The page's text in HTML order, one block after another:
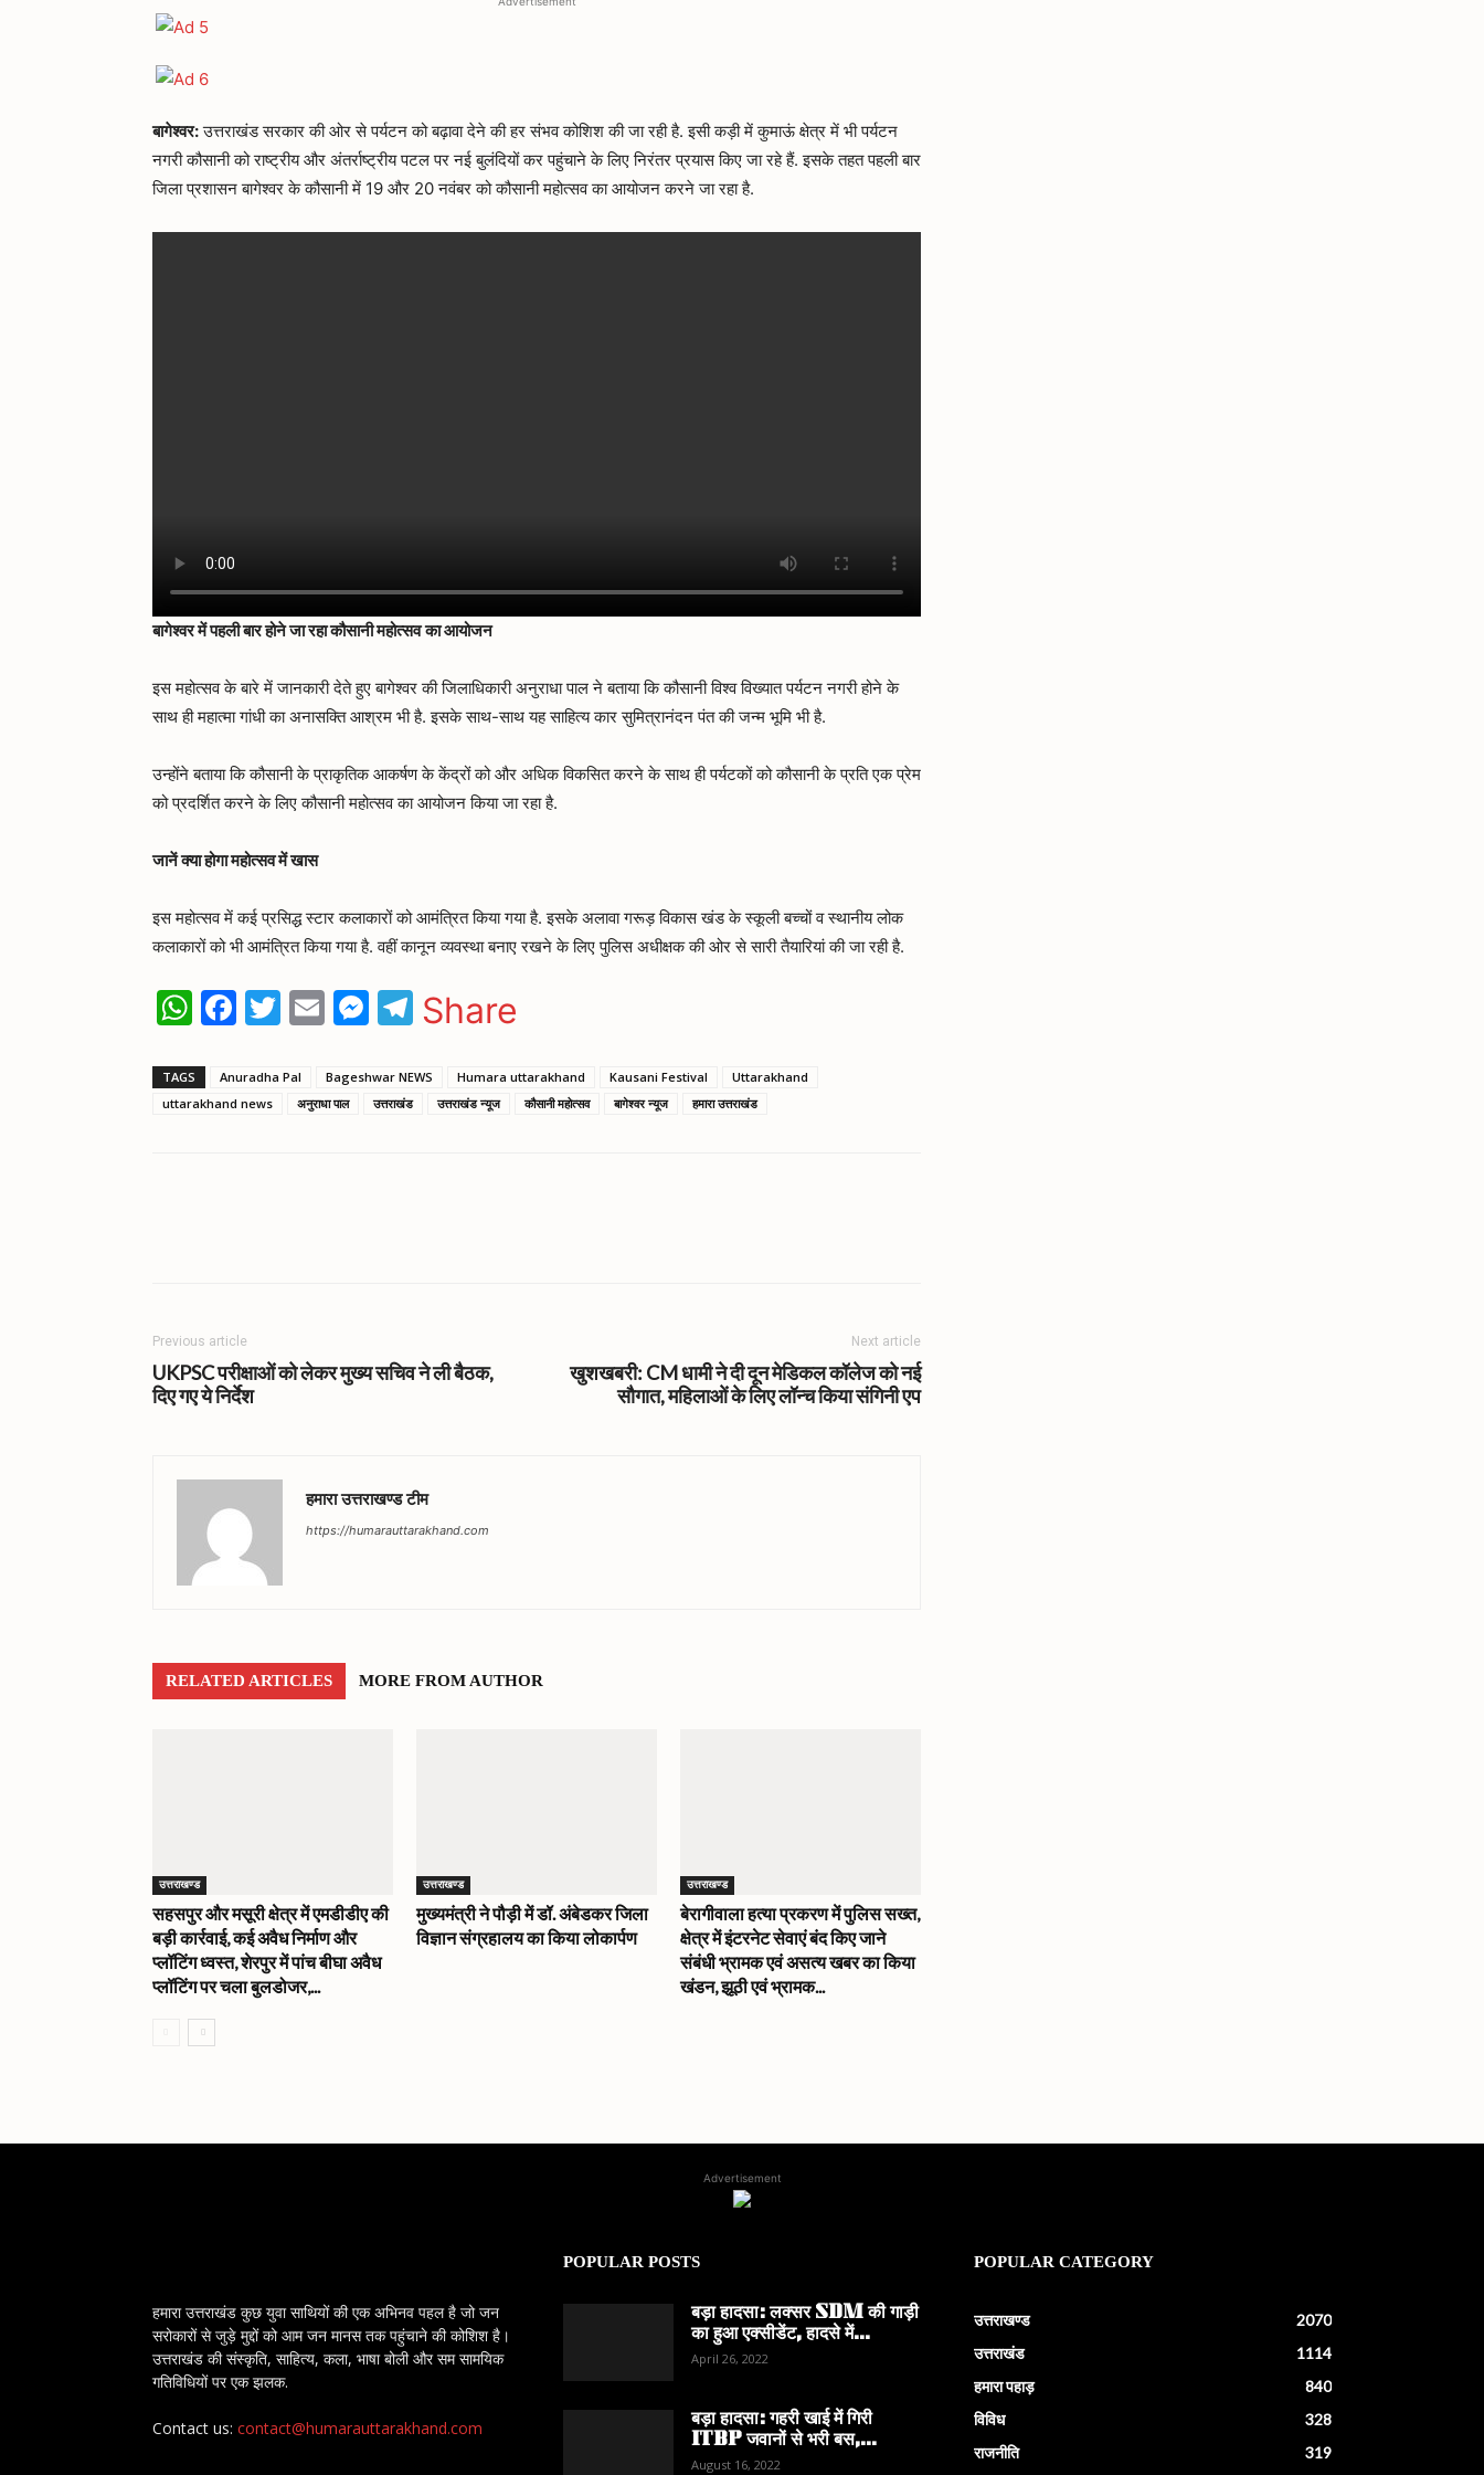
बागेश्वर:उत्तराखंड सरकार की ओर से पर्यटन को बढ़ावा देने की हर संभव कोशिश की जा रही है. इसी कड़ी में कुमाऊं क्षेत्र में भी पर्यटन
नगरी कौसानी को राष्ट्रीय और अंतर्राष्ट्रीय पटल पर नई बुलंदियों कर पहुंचाने के लिए निरंतर प्रयास किए जा रहे हैं. इसके तहत पहली बार
जिला प्रशासन बागेश्वर के कौसानी में 19 और 20 नवंबर को कौसानी महोत्सव का आयोजन करने जा रहा है.
बागेश्वर में पहली बार होने जा रहा कौसानी महोत्सव का आयोजन
इस महोत्सव के बारे में जानकारी देते हुए बागेश्वर की जिलाधिकारी अनुराधा पाल ने बताया कि कौसानी विश्व विख्यात पर्यटन नगरी होने के
साथ ही महात्मा गांधी का अनासक्ति आश्रम भी है. इसके साथ-साथ यह साहित्य कार सुमित्रानंदन पंत की जन्म भूमि भी है.
उन्होंने बताया कि कौसानी के प्राकृतिक आकर्षण के केंद्रों को और अधिक विकसित करने के साथ ही पर्यटकों को कौसानी के प्रति एक प्रेम
को प्रदर्शित करने के लिए कौसानी महोत्सव का आयोजन किया जा रहा है.
जानें क्या होगा महोत्सव में खास
इस महोत्सव में कई प्रसिद्ध स्टार कलाकारों को आमंत्रित किया गया है. इसके अलावा गरूड़ विकास खंड के स्कूली बच्चों व स्थानीय लोक
कलाकारों को भी आमंत्रित किया गया है. वहीं कानून व्यवस्था बनाए रखने के लिए पुलिस अधीक्षक की ओर से सारी तैयारियां की जा रही है.
WhatsApp
Facebook
Twitter
EmailMessenger
Telegram
Share
TAGS Anuradha Pal Bageshwar NEWS Humara uttarakhand Kausani Festival
Uttarakhand
uttarakhand news
अनुराधा पाल उत्तराखंड उत्तराखंड न्यूज कौसानी महोत्सव बागेश्वर न्यूज हमारा उत्तराखंड
Previous article
UKPSC परीक्षाओं को लेकर मुख्य सचिव ने ली बैठक,
दिए गए ये निर्देश
Next article
खुशखबरी: CM धामी ने दी दून मेडिकल कॉलेज को नई
सौगात, महिलाओं के लिए लॉन्च किया संगिनी एप
हमारा उत्तराखण्ड टीम
https://humarauttarakhand.com
RELATED ARTICLES MORE FROM AUTHOR
उत्तराखण्ड
सहसपुर और मसूरी क्षेत्र में एमडीडीए की
बड़ी कार्रवाई, कई अवैध निर्माण और
प्लॉटिंग ध्वस्त, शेरपुर में पांच बीघा अवैध
प्लॉटिंग पर चला बुलडोजर,...
उत्तराखण्ड
मुख्यमंत्री ने पौड़ी में डॉ. अंबेडकर जिला
विज्ञान संग्रहालय का किया लोकार्पण
उत्तराखण्ड
बेरागीवाला हत्या प्रकरण में पुलिस सख्त,
क्षेत्र में इंटरनेट सेवाएं बंद किए जाने
संबंधी भ्रामक एवं असत्य खबर का किया
खंडन, झूठी एवं भ्रामक...
Advertisement
हमारा उत्तराखंड कुछ युवा साथियों की एक अभिनव पहल है जो जन
सरोकारों से जुड़े मुद्दों को आम जन मानस तक पहुंचाने की कोशिश है।
उत्तराखंड की संस्कृति, साहित्य, कला, भाषा बोली और सम सामयिक
गतिविधियों पर एक झलक.
Contact us: contact@humarauttarakhand.com
POPULAR POSTS
बड़ा हादसा: लक्सर SDM की गाड़ी
का हुआ एक्सीडेंट, हादसे में...
April 26, 2022
बड़ा हादसा: गहरी खाई में गिरी
ITBP जवानों से भरी बस,...
August 16, 2022
POPULAR CATEGORY
उत्तराखण्ड
2070
उत्तराखंड
1114
हमारा पहाड़
840
विविध
328
राजनीति
319